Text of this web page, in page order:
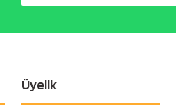
Üyelik